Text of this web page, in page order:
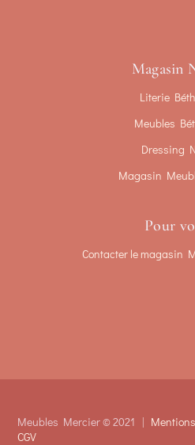
Magasin
Literie
Meubles
Dressing
Magasin
Pour
Contacter le magasin
Meubles Mercier © 2021 |
CGV